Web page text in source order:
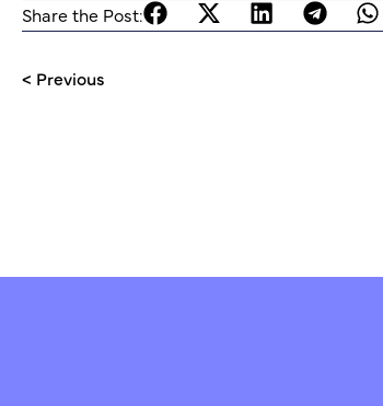
Share the Post:
< Previous